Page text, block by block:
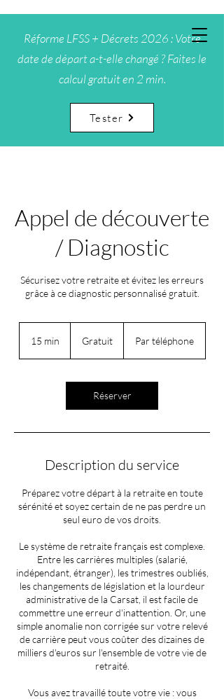
Réforme LFSS + Décrets 2026 : Votre
date de départ a-t-elle changé ? Faites le
calcul gratuit en 2 min.
Tester
Appel de découverte
/ Diagnostic
Sécurisez votre retraite et évitez les erreurs
grâce à ce diagnostic personnalisé gratuit.
15 min Gratuit Par téléphone
Réserver
Description du service
Préparez votre départ à la retraite en toute
sérénité et soyez certain de ne pas perdre un
seul euro de vos droits.
Le système de retraite français est complexe.
Entre les carrières multiples (salarié,
indépendant, étranger), les trimestres oubliés,
les changements de législation et la lourdeur
administrative de la Carsat, il est facile de
commettre une erreur d'inattention. Or, une
simple anomalie non corrigée sur votre relevé
de carrière peut vous coûter des dizaines de
milliers d'euros sur l'ensemble de votre vie de
retraité.
Vous avez travaillé toute votre vie : vous